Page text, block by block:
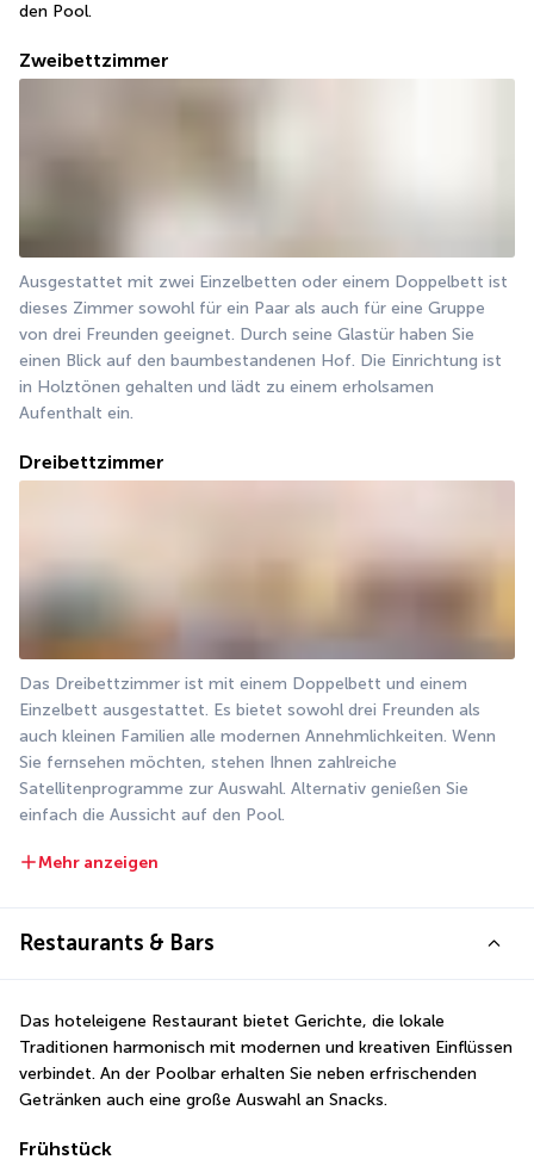
den Pool.
Zweibettzimmer
Ausgestattet mit zwei Einzelbetten oder einem Doppelbett ist
dieses Zimmer sowohl für ein Paar als auch für eine Gruppe
von drei Freunden geeignet. Durch seine Glastür haben Sie
einen Blick auf den baumbestandenen Hof. Die Einrichtung ist
in Holztönen gehalten und lädt zu einem erholsamen
Aufenthalt ein.
Dreibettzimmer
Das Dreibettzimmer ist mit einem Doppelbett und einem
Einzelbett ausgestattet. Es bietet sowohl drei Freunden als
auch kleinen Familien alle modernen Annehmlichkeiten. Wenn
Sie fernsehen möchten, stehen Ihnen zahlreiche
Satellitenprogramme zur Auswahl. Alternativ genießen Sie
einfach die Aussicht auf den Pool.
Mehr anzeigen
Restaurants & Bars
Das hoteleigene Restaurant bietet Gerichte, die lokale
Traditionen harmonisch mit modernen und kreativen Einflüssen
verbindet. An der Poolbar erhalten Sie neben erfrischenden
Getränken auch eine große Auswahl an Snacks.
Frühstück